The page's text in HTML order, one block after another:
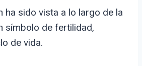
ha sido vista a lo largo de la
símbolo de fertilidad,
de vida.